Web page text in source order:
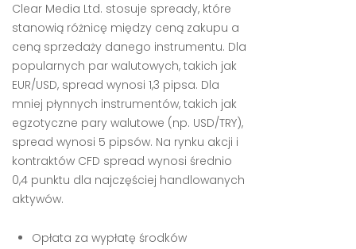
Clear Media Ltd. stosuje spready, które
stanowią różnicę między ceną zakupu a
ceną sprzedaży danego instrumentu. Dla
popularnych par walutowych, takich jak
EUR/USD, spread wynosi 1,3 pipsa. Dla
mniej płynnych instrumentów, takich jak
egzotyczne pary walutowe (np. USD/TRY),
spread wynosi 5 pipsów. Na rynku akcji i
kontraktów CFD spread wynosi średnio
0,4 punktu dla najczęściej handlowanych
aktywów.
Opłata za wypłatę środków